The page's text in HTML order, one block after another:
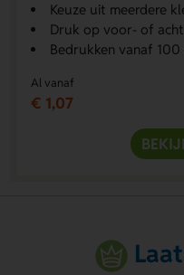
Keuze uit meerdere
Druk op voor- of
Bedrukken vanaf
Al vanaf
€ 1,07